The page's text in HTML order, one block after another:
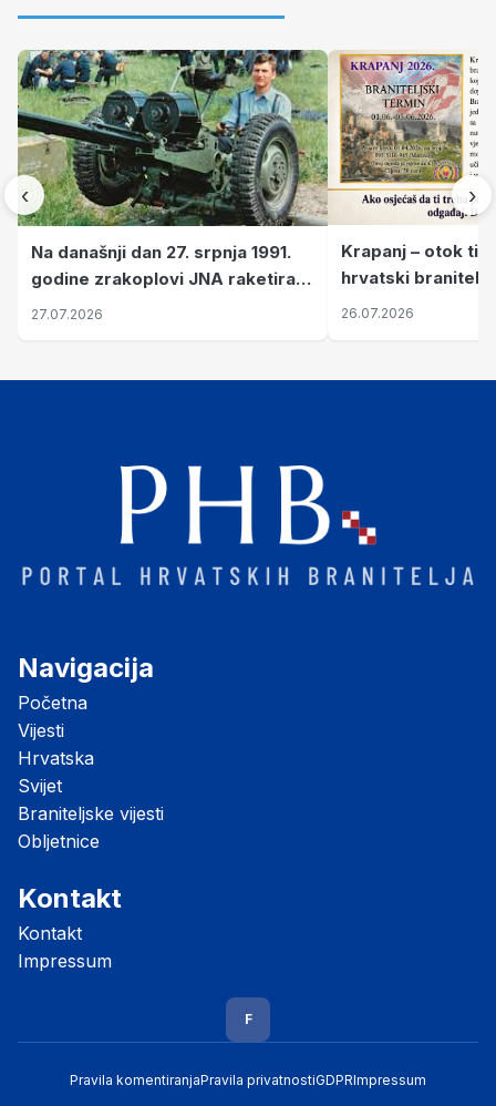
‹
Na današnji dan 27. srpnja 1991.
godine zrakoplovi JNA raketirali
su vojarnu i obučni centar "Nikola
27.07.2026
Krapanj – otok
hrvatski branitelji
pronalaze mir
26.07.2026
›
Navigacija
Početna
Vijesti
Hrvatska
Svijet
Braniteljske vijesti
Obljetnice
Kontakt
Kontakt
Impressum
F
Pravila komentiranjaPravila privatnostiGDPRImpressum